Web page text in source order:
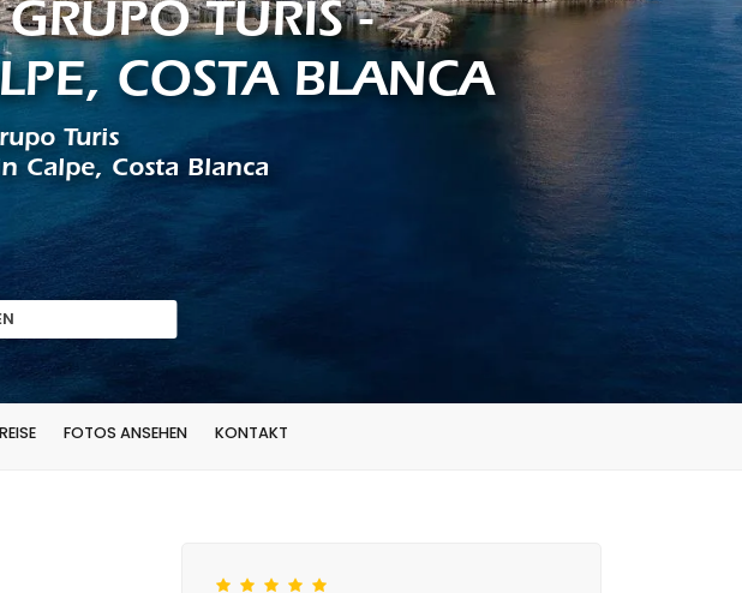
TURIS -
COSTA BLANCA
Turis
Calpe, Costa Blanca
FOTOS ANSEHEN KONTAKT